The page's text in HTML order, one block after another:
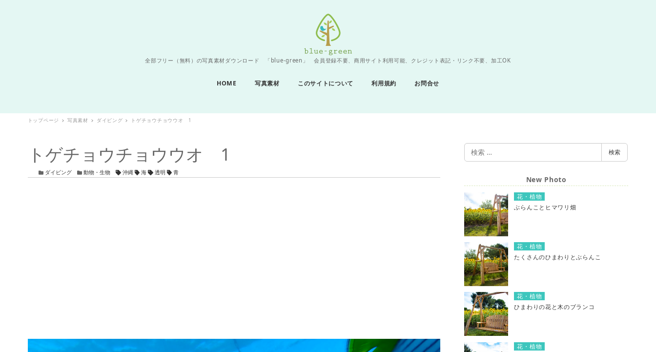
全部フリー（無料）の写真素材ダウンロード 「blue-green」 会員登録不要、商用サイト利用可能、クレジット表記・リンク不要、加工OK
HOME 写真素材 このサイトについて 利用規約 お問合せ
トップページ 写真素材 ダイビング トゲチョウチョウウオ 1
トゲチョウチョウウオ 1
カテゴリー
ダイビング カテゴリー
動物・生物 タグ沖縄 海 透明 青
検
索
検索
New Photo
花・植物
ぶらんことヒマワリ畑
花・植物
たくさんのひまわりとぶらんこ
花・植物
ひまわりの花と木のブランコ
花・植物